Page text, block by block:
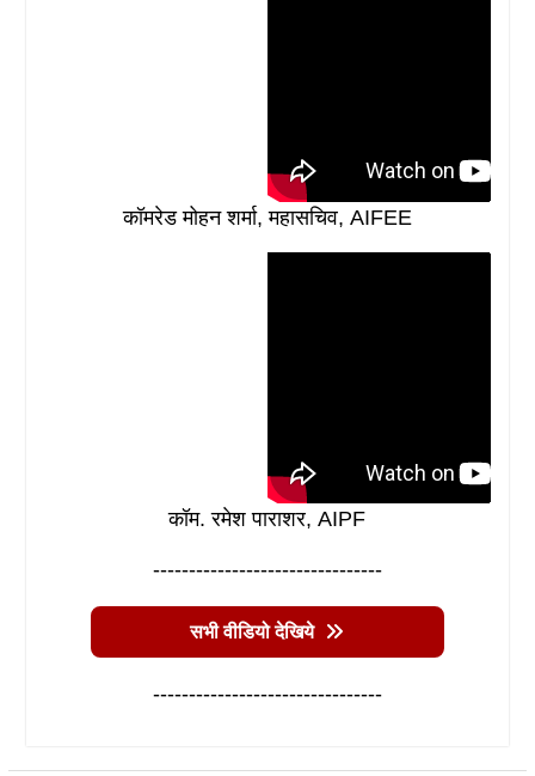
कॉमरेड मोहन शर्मा, महासचिव, AIFEE
कॉम. रमेश पाराशर, AIPF
--------------------------------
सभी वीडियो देखिये
--------------------------------